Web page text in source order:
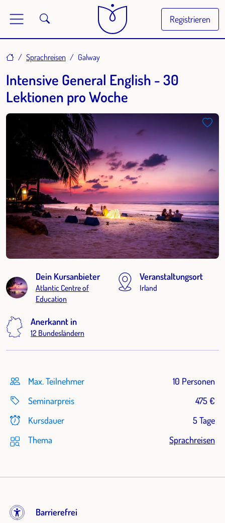
Registrieren
HomeSprachreisen Galway
Intensive General English - 30
Lektionen pro Woche
Dein Kursanbieter
Atlantic Centre of
Education
Veranstaltungsort
Irland
Anerkannt in
12 Bundesländern
Max. Teilnehmer
10 Personen
Seminarpreis
475 €
Kursdauer
5 Tage
Thema
Sprachreisen
Barrierefrei